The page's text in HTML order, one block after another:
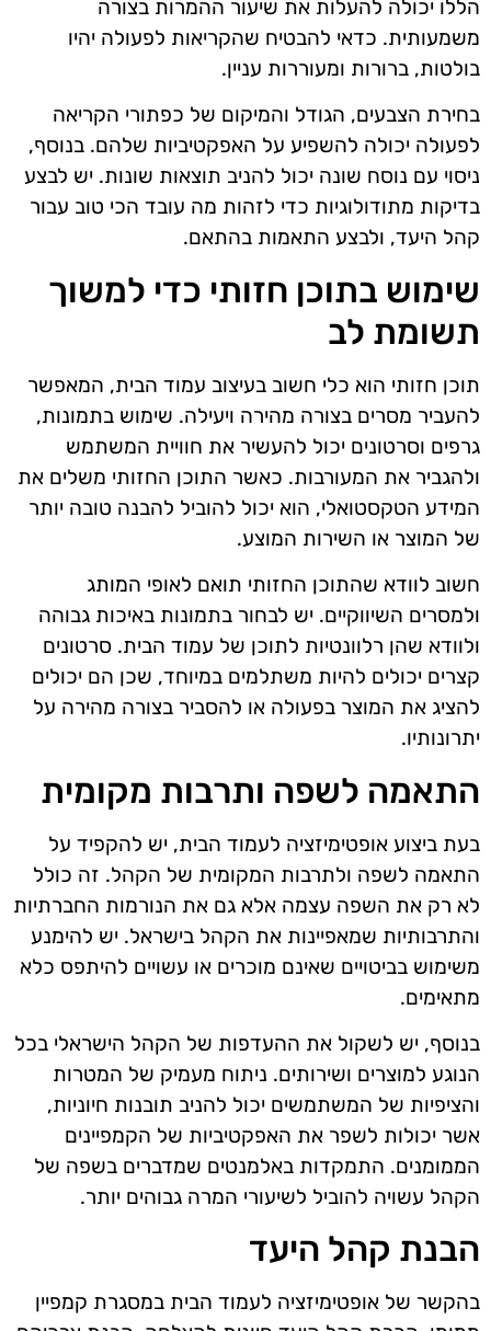
הללו יכולה להעלות את שיעור ההמרות בצורה
משמעותית. כדאי להבטיח שהקריאות לפעולה יהיו
בולטות, ברורות ומעוררות עניין.
בחירת הצבעים, הגודל והמיקום של כפתורי הקריאה
לפעולה יכולה להשפיע על האפקטיביות שלהם. בנוסף,
ניסוי עם נוסח שונה יכול להניב תוצאות שונות. יש לבצע
בדיקות מתודולוגיות כדי לזהות מה עובד הכי טוב עבור
קהל היעד, ולבצע התאמות בהתאם.
שימוש בתוכן חזותי כדי למשוך
תשומת לב
תוכן חזותי הוא כלי חשוב בעיצוב עמוד הבית, המאפשר
להעביר מסרים בצורה מהירה ויעילה. שימוש בתמונות,
גרפים וסרטונים יכול להעשיר את חוויית המשתמש
ולהגביר את המעורבות. כאשר התוכן החזותי משלים את
המידע הטקסטואלי, הוא יכול להוביל להבנה טובה יותר
של המוצר או השירות המוצע.
חשוב לוודא שהתוכן החזותי תואם לאופי המותג
ולמסרים השיווקיים. יש לבחור בתמונות באיכות גבוהה
ולוודא שהן רלוונטיות לתוכן של עמוד הבית. סרטונים
קצרים יכולים להיות משתלמים במיוחד, שכן הם יכולים
להציג את המוצר בפעולה או להסביר בצורה מהירה על
יתרונותיו.
התאמה לשפה ותרבות מקומית
בעת ביצוע אופטימיזציה לעמוד הבית, יש להקפיד על
התאמה לשפה ולתרבות המקומית של הקהל. זה כולל
לא רק את השפה עצמה אלא גם את הנורמות החברתיות
והתרבותיות שמאפיינות את הקהל בישראל. יש להימנע
משימוש בביטויים שאינם מוכרים או עשויים להיתפס כלא
מתאימים.
בנוסף, יש לשקול את ההעדפות של הקהל הישראלי בכל
הנוגע למוצרים ושירותים. ניתוח מעמיק של המטרות
והציפיות של המשתמשים יכול להניב תובנות חיוניות,
אשר יכולות לשפר את האפקטיביות של הקמפיינים
הממומנים. התמקדות באלמנטים שמדברים בשפה של
הקהל עשויה להוביל לשיעורי המרה גבוהים יותר.
הבנת קהל היעד
בהקשר של אופטימיזציה לעמוד הבית במסגרת קמפיין